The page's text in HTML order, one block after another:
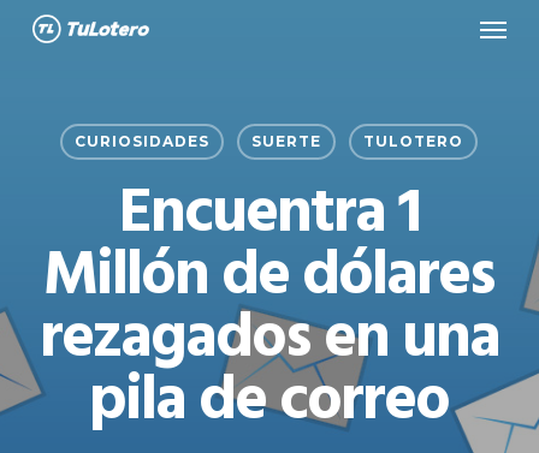
Skip
content
Menu
CURIOSIDADES SUERTE TULOTERO
Encuentra 1
Millón de dólares
rezagados en una
pila de correo